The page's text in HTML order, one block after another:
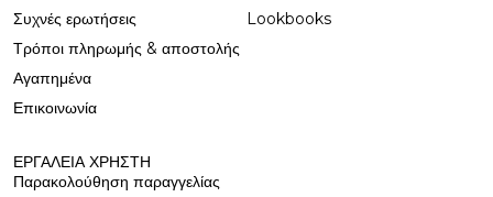
Συχνές ερωτήσεις
Τρόποι πληρωμής & αποστολής
Αγαπημένα
Επικοινωνία
Lookbooks
ΕΡΓΑΛΕΊΑ ΧΡΉΣΤΗ
Παρακολούθηση παραγγελίας